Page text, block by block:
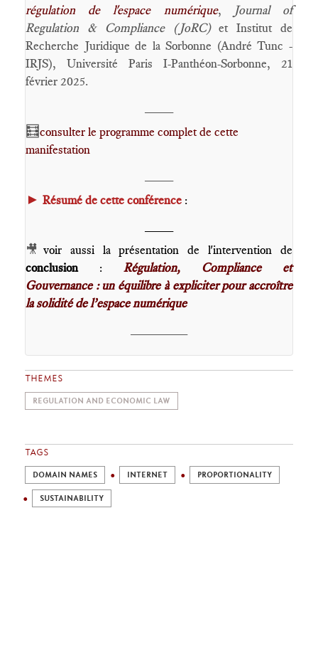
régulation de l'espace numérique,
Journal of
Regulation & Compliance (JoRC)et Institut de
Recherche Juridique de la Sorbonne (André Tunc -
IRJS), Université Paris I-Panthéon-Sorbonne, 21
février 2025.
🧮consulter le programme complet de cette
manifestation
► Résumé de cette conférence :
🎥 voir aussi la présentation de l'intervention de
conclusion :
Régulation, Compliance et
Gouvernance : un équilibre à expliciter pour accroître
la solidité de l’espace numérique
THEMES
REGULATION AND ECONOMIC LAW
TAGS
DOMAIN NAMES INTERNET PROPORTIONALITY
SUSTAINABILITY